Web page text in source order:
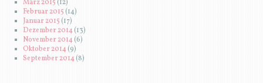
März 2015 (12)
Februar 2015 (14)
Januar 2015 (17)
Dezember 2014(13)
November 2014(6)
Oktober 2014(9)
September 2014(8)